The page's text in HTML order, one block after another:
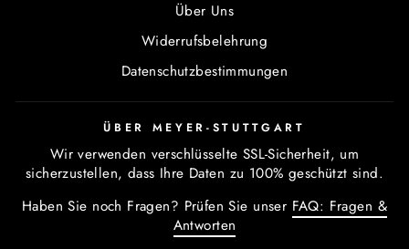
Über Uns
Widerrufsbelehrung
Datenschutzbestimmungen
ÜBER MEYER-STUTTGART
Wir verwenden verschlüsselte SSL-Sicherheit, um
sicherzustellen, dass Ihre Daten zu 100% geschützt sind.
Haben Sie noch Fragen? Prüfen Sie unser FAQ: Fragen &
Antworten